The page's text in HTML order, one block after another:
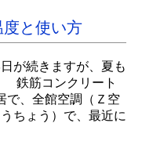
と使い方
が続きますが、夏も
鉄筋コンクリート
で、全館空調（Ｚ空
ちょう）で、最近に